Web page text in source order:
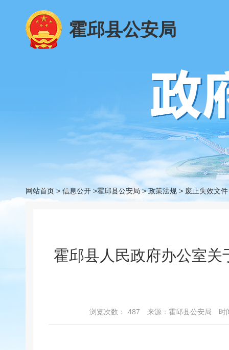
霍邱县公安局
网站首页 > 信息公开 >霍邱县公安局> 政策法规 > 废止失效文件
霍邱县人民政府办公室
浏览次数： 487 来源：霍邱县公安局 时